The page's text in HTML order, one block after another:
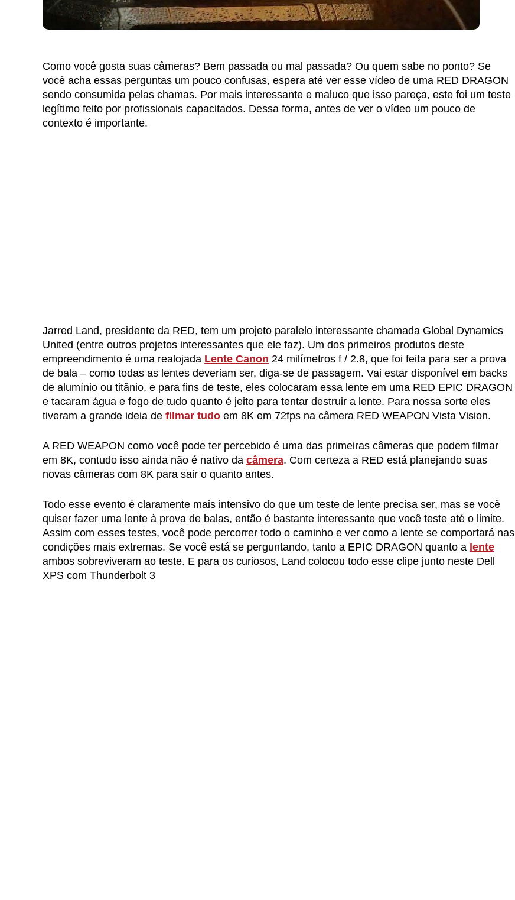
Como você gosta suas câmeras? Bem passada ou mal passada? Ou quem sabe no ponto? Se
você acha essas perguntas um pouco confusas, espera até ver esse vídeo de uma RED DRAGON
sendo consumida pelas chamas. Por mais interessante e maluco que isso pareça, este foi um teste
legítimo feito por profissionais capacitados. Dessa forma, antes de ver o vídeo um pouco de
contexto é importante.
Jarred Land, presidente da RED, tem um projeto paralelo interessante chamada Global Dynamics
United (entre outros projetos interessantes que ele faz). Um dos primeiros produtos deste
empreendimento é uma realojada Lente Canon 24 milímetros f / 2.8, que foi feita para ser a prova
de bala – como todas as lentes deveriam ser, diga-se de passagem. Vai estar disponível em backs
de alumínio ou titânio, e para fins de teste, eles colocaram essa lente em uma RED EPIC DRAGON
e tacaram água e fogo de tudo quanto é jeito para tentar destruir a lente. Para nossa sorte eles
tiveram a grande ideia de filmar tudo em 8K em 72fps na câmera RED WEAPON Vista Vision.
A RED WEAPON como você pode ter percebido é uma das primeiras câmeras que podem filmar
em 8K, contudo isso ainda não é nativo da câmera. Com certeza a RED está planejando suas
novas câmeras com 8K para sair o quanto antes.
Todo esse evento é claramente mais intensivo do que um teste de lente precisa ser, mas se você
quiser fazer uma lente à prova de balas, então é bastante interessante que você teste até o limite.
Assim com esses testes, você pode percorrer todo o caminho e ver como a lente se comportará nas
condições mais extremas. Se você está se perguntando, tanto a EPIC DRAGON quanto a lente
ambos sobreviveram ao teste. E para os curiosos, Land colocou todo esse clipe junto neste Dell
XPS com Thunderbolt 3